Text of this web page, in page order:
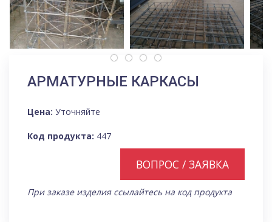
АРМАТУРНЫЕ КАРКАСЫ
Цена: Уточняйте
Код продукта: 447
ВОПРОС / ЗАЯВКА
При заказе изделия ссылайтесь на код продукта